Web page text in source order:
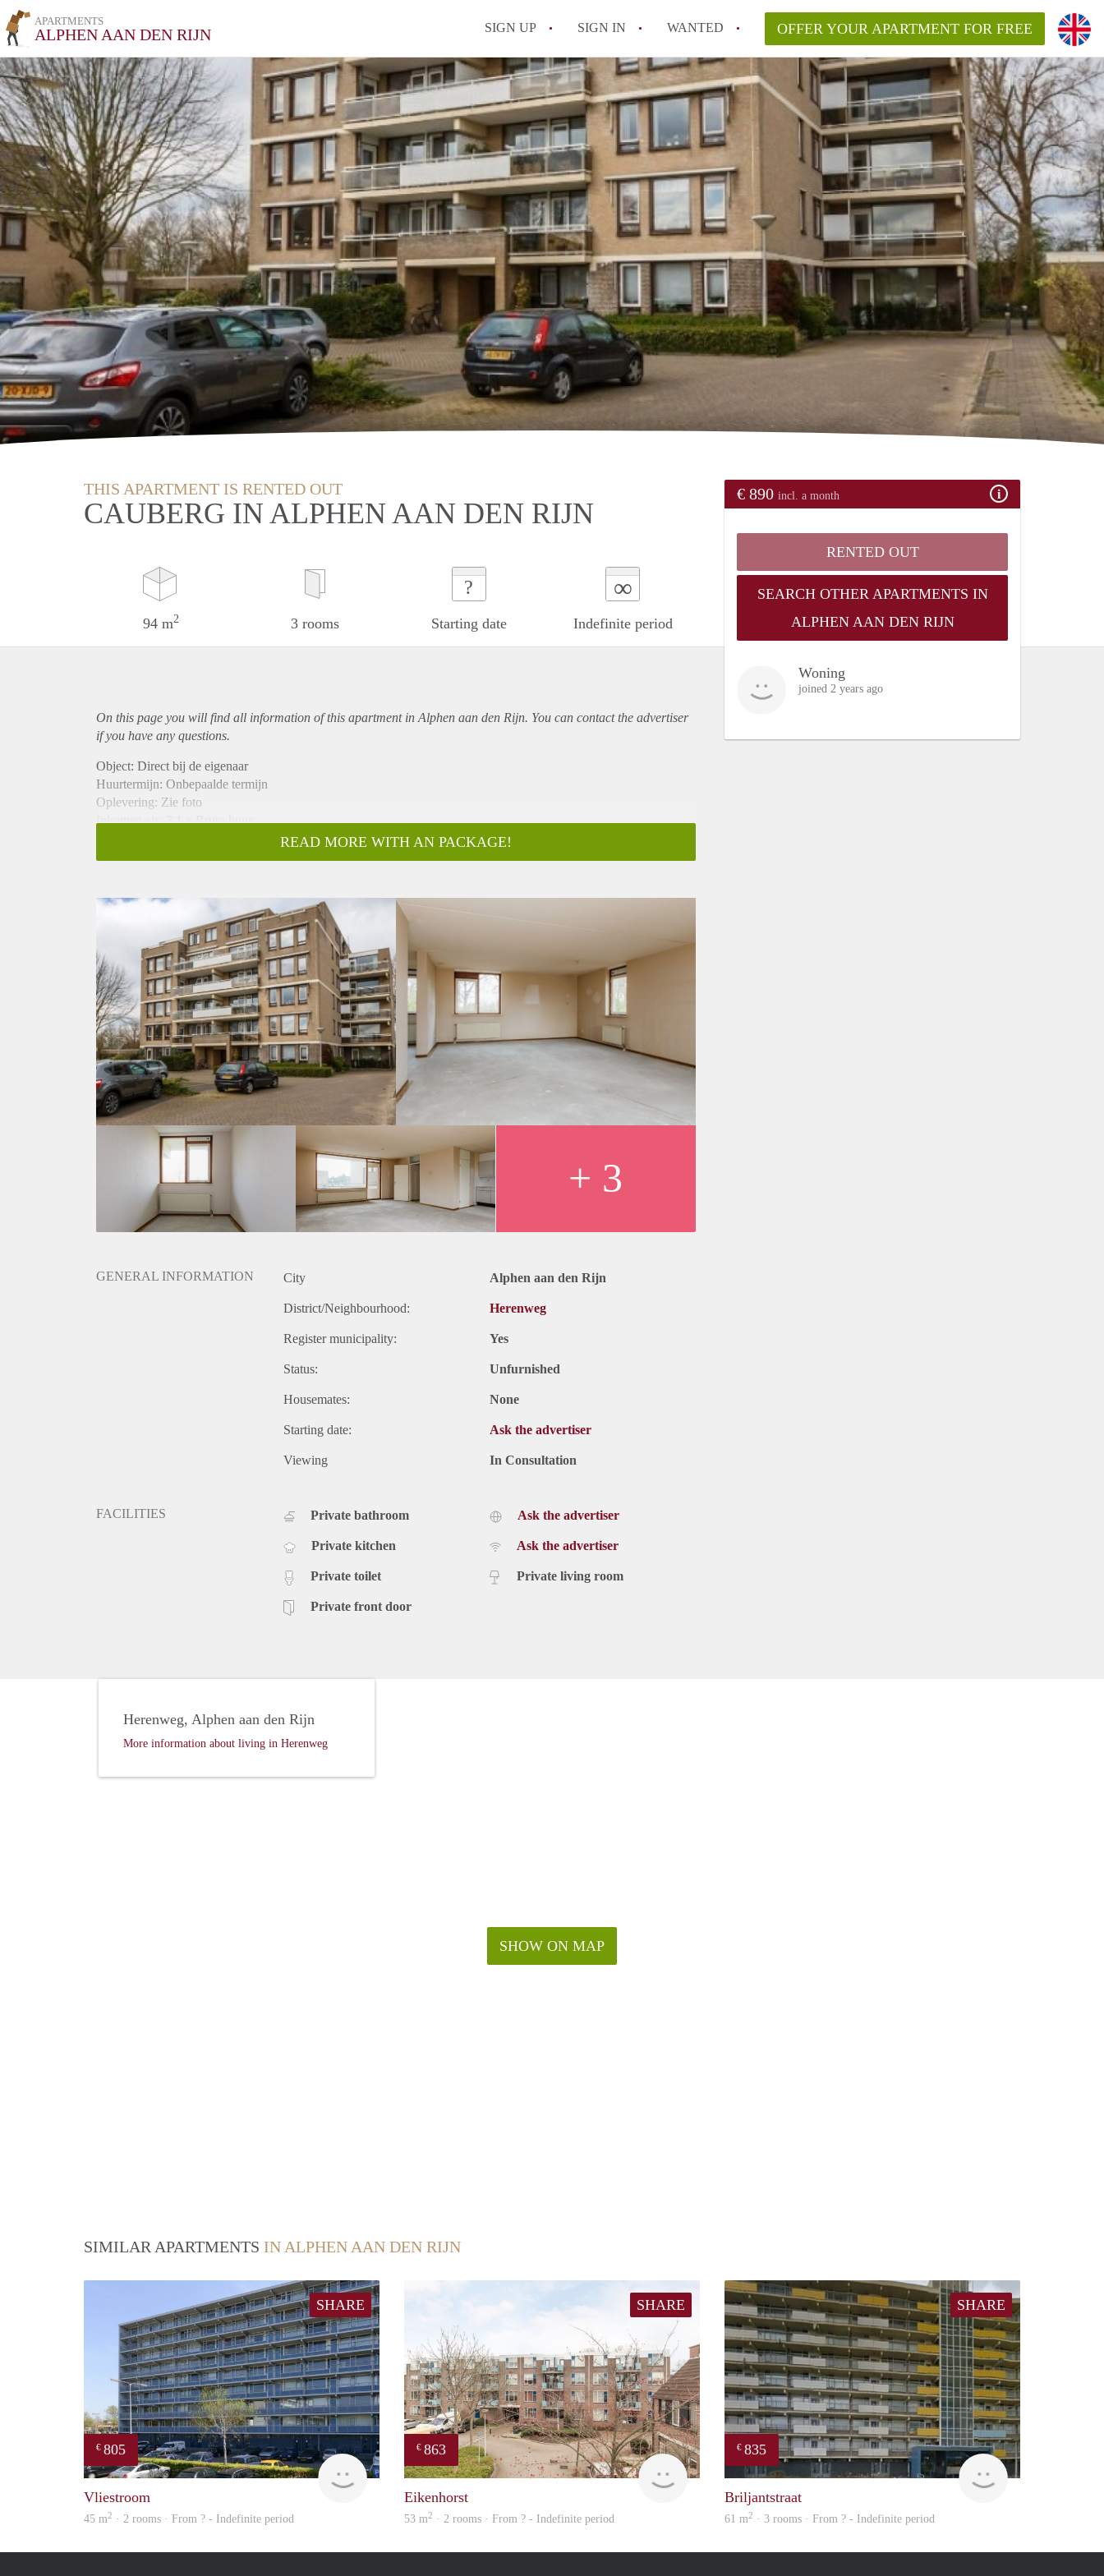
APARTMENTS
ALPHEN AAN DEN RIJN SIGN UP SIGN IN WANTED OFFER YOUR APARTMENT FOR FREE
THIS APARTMENT IS RENTED OUT
CAUBERG IN ALPHEN AAN DEN RIJN
94 m2 3 rooms
?
Starting date
∞
Indefinite period
€ 890 incl. a month
RENTED OUT
SEARCH OTHER APARTMENTS IN
ALPHEN AAN DEN RIJN
Woning
joined 2 years ago
On this page you will find all information of this apartmentin Alphen aan den Rijn. You can contact the advertiser
if you have any questions.
Object: Direct bij de eigenaar
Huurtermijn: Onbepaalde termijn
Oplevering: Zie foto
Inkomen eis: 3,1 x Bruto huur
Borg: 1 Maand
Huisdieren toegestaan: Afhankelijk van de Eigenaar
Huurtoeslag grens: Nee
Geschikt voor studenten: Afhankelijk van de Eigenaar
READ MORE WITH AN PACKAGE!
+ 3
GENERAL INFORMATION City Alphen aan den Rijn
District/Neighbourhood: Herenweg
Register municipality: Yes
Status: Unfurnished
Housemates: None
Starting date: Ask the advertiser
Viewing In Consultation
FACILITIES Private bathroom
Private kitchen
Private toilet
Private front door
Ask the advertiser
Ask the advertiser
Private living room
SHOW ON MAP
Herenweg, Alphen aan den Rijn
More information about living in Herenweg
SIMILAR APARTMENTS IN ALPHEN AAN DEN RIJN
SHARE
€ 805
Woning
Vliestroom
45 m2 · 2 rooms · From ? - Indefinite period
SHARE
€ 863
Woning
Eikenhorst
53 m2 · 2 rooms · From ? - Indefinite period
SHARE
€ 835
rent
Briljantstraat
61 m2 · 3 rooms · From ? - Indefinite period